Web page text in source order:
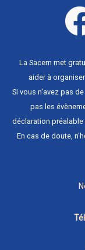
La Sacem met
aider à
Si vous n'avez pas
pas les
déclaration
En cas de doute,